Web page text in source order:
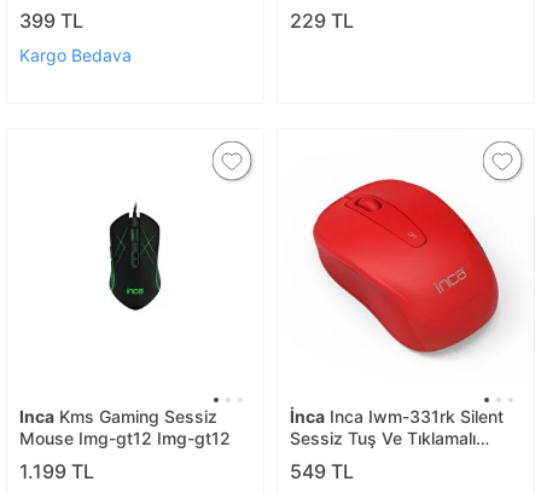
399 TL
Kargo Bedava
229 TL
Inca Kms Gaming Sessiz
Mouse Img-gt12 Img-gt12
1.199 TL
İnca Inca Iwm-331rk Silent
Sessiz Tuş Ve Tıklamalı
Kablosuz Mouse
549 TL